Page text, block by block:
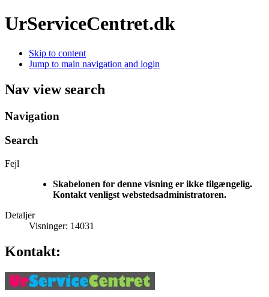
UrServiceCentret.dk
Skip to content
Jump to main navigation and login
Nav view search
Navigation
Search
Fejl
Skabelonen for denne visning er ikke tilgængelig.
Kontakt venligst webstedsadministratoren.
Detaljer
Visninger: 14031
Kontakt: